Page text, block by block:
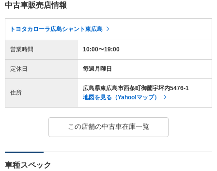
中古車販売店情報
トヨタカローラ広島シャント東広島
営業時間 10:00〜19:00
定休日 毎週月曜日
住所
広島県東広島市西条町御薗宇坪内5476-1
地図を見る（Yahoo!マップ）
この店舗の中古車在庫一覧
車種スペック